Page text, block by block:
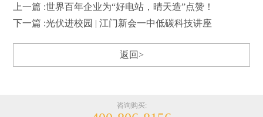
上一篇 :世界百年企业为“好电站，晴天造”点赞！
下一篇 :光伏进校园 | 江门新会一中低碳科技讲座
返回>
咨询购买: